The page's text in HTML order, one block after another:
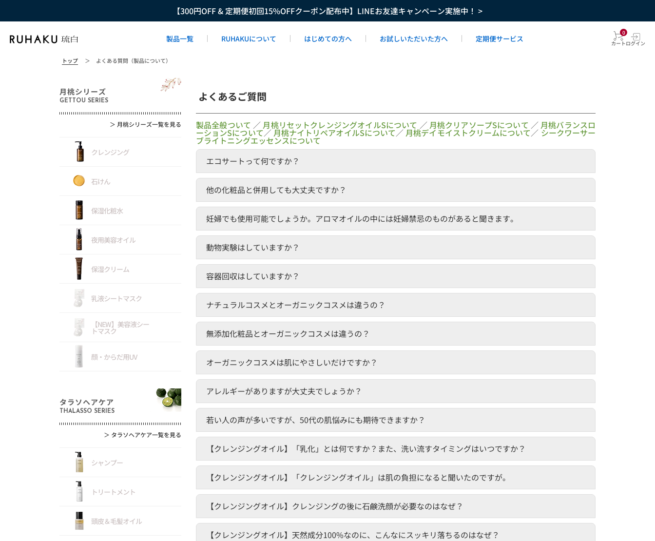
【300円OFF & 定期便初回15%OFFクーポン配布中】LINEお友達キャンペーン実施中！ >
製品一覧 RUHAKUについて はじめての方へ お試しいただいた方へ 定期便サービス
0
カートログイン
トップ ＞ よくある質問（製品について）
月桃シリーズ
GETTOU SERIES
＞ 月桃シリーズ一覧を見る
クレンジング
石けん
保湿化粧水
夜用美容オイル
保湿クリーム
乳液シートマスク
【NEW】美容液シー
トマスク
顔・からだ用UV
タラソヘアケア
THALASSO SERIES
＞ タラソヘアケア一覧を見る
シャンプー
トリートメント
頭皮＆毛髪オイル
よくあるご質問
製品全般ついて ／ 月桃リセットクレンジングオイルSについて ／ 月桃クリアソープSについて ／ 月桃バランスロ
ーションSについて／月桃ナイトリペアオイルSについて／月桃デイモイストクリームについて／シークワーサー
ブライトニングエッセンスについて
エコサートって何ですか？
他の化粧品と併用しても大丈夫ですか？
妊婦でも使用可能でしょうか。アロマオイルの中には妊婦禁忌のものがあると聞きます。
動物実験はしていますか？
容器回収はしていますか？
ナチュラルコスメとオーガニックコスメは違うの？
無添加化粧品とオーガニックコスメは違うの？
オーガニックコスメは肌にやさしいだけですか？
アレルギーがありますが大丈夫でしょうか？
若い人の声が多いですが、50代の肌悩みにも期待できますか？
【クレンジングオイル】「乳化」とは何ですか？また、洗い流すタイミングはいつですか？
【クレンジングオイル】「クレンジングオイル」は肌の負担になると聞いたのですが。
【クレンジングオイル】クレンジングの後に石鹸洗顔が必要なのはなぜ？
【クレンジングオイル】天然成分100%なのに、こんなにスッキリ落ちるのはなぜ？